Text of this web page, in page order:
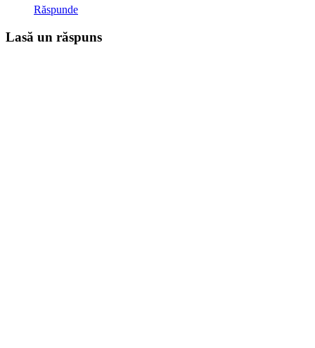
Răspunde
Lasă un răspuns